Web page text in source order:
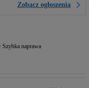
Zobacz ogłoszenia
Szybka naprawa